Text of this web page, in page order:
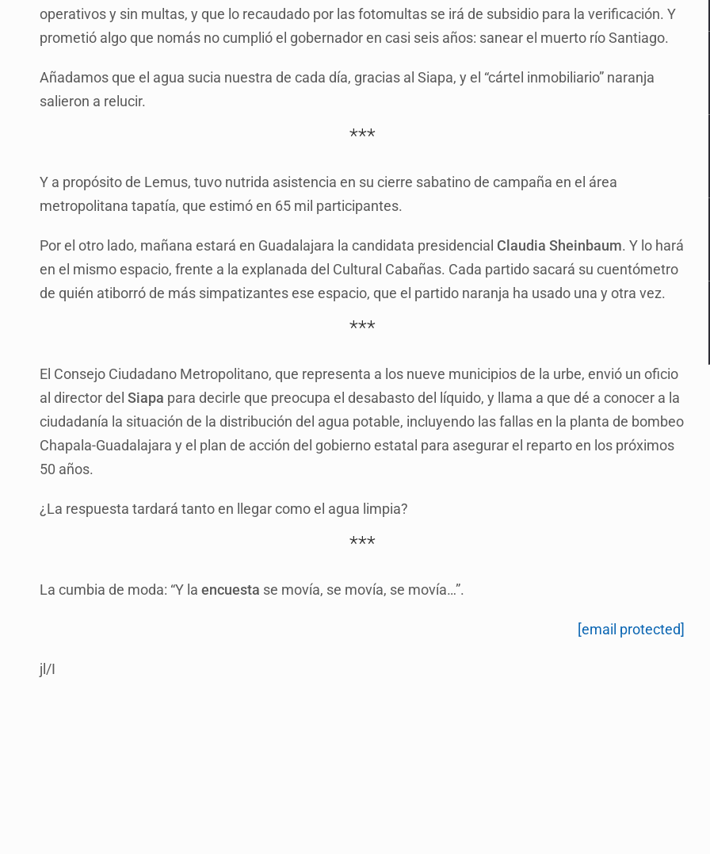
operativos y sin multas, y que lo recaudado por las fotomultas se irá de subsidio para la verificación. Y
prometió algo que nomás no cumplió el gobernador en casi seis años: sanear el muerto río Santiago.
Añadamos que el agua sucia nuestra de cada día, gracias al Siapa, y el “cártel inmobiliario” naranja
salieron a relucir.
***
Y a propósito de Lemus, tuvo nutrida asistencia en su cierre sabatino de campaña en el área
metropolitana tapatía, que estimó en 65 mil participantes.
Por el otro lado, mañana estará en Guadalajara la candidata presidencial Claudia Sheinbaum. Y lo hará
en el mismo espacio, frente a la explanada del Cultural Cabañas. Cada partido sacará su cuentómetro
de quién atiborró de más simpatizantes ese espacio, que el partido naranja ha usado una y otra vez.
***
El Consejo Ciudadano Metropolitano, que representa a los nueve municipios de la urbe, envió un oficio
al director del Siapa para decirle que preocupa el desabasto del líquido, y llama a que dé a conocer a la
ciudadanía la situación de la distribución del agua potable, incluyendo las fallas en la planta de bombeo
Chapala-Guadalajara y el plan de acción del gobierno estatal para asegurar el reparto en los próximos
50 años.
¿La respuesta tardará tanto en llegar como el agua limpia?
***
La cumbia de moda: “Y la encuesta se movía, se movía, se movía…”.
[email protected]
jl/I